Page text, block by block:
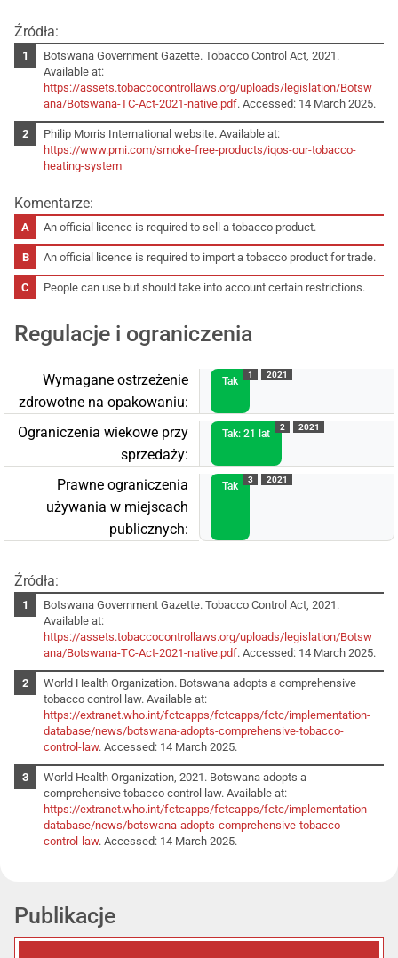
Źródła:
Botswana Government Gazette. Tobacco Control Act, 2021.
Available at:
https://assets.tobaccocontrollaws.org/uploads/legislation/Botsw
ana/Botswana-TC-Act-2021-native.pdf. Accessed: 14 March 2025.
Philip Morris International website. Available at:
https://www.pmi.com/smoke-free-products/iqos-our-tobacco-
heating-system
Komentarze:
An official licence is required to sell a tobacco product.
An official licence is required to import a tobacco product for trade.
People can use but should take into account certain restrictions.
Regulacje i ograniczenia
Wymagane ostrzeżenie
zdrowotne na opakowaniu:
Tak
1 2021
Ograniczenia wiekowe przy
sprzedaży:
Tak: 21 lat
2 2021
Prawne ograniczenia
używania w miejscach
publicznych:
Tak
3 2021
Źródła:
Botswana Government Gazette. Tobacco Control Act, 2021.
Available at:
https://assets.tobaccocontrollaws.org/uploads/legislation/Botsw
ana/Botswana-TC-Act-2021-native.pdf. Accessed: 14 March 2025.
World Health Organization. Botswana adopts a comprehensive
tobacco control law. Available at:
https://extranet.who.int/fctcapps/fctcapps/fctc/implementation-
database/news/botswana-adopts-comprehensive-tobacco-
control-law. Accessed: 14 March 2025.
World Health Organization, 2021. Botswana adopts a
comprehensive tobacco control law. Available at:
https://extranet.who.int/fctcapps/fctcapps/fctc/implementation-
database/news/botswana-adopts-comprehensive-tobacco-
control-law. Accessed: 14 March 2025.
Publikacje